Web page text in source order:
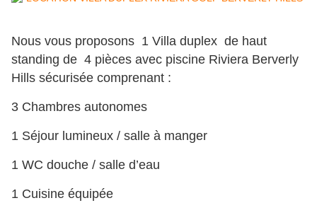
Nous vous proposons 1 Villa duplex de haut
standing de 4 pièces avec piscine Riviera Berverly
Hills sécurisée comprenant :
3 Chambres autonomes
1 Séjour lumineux / salle à manger
1 WC douche / salle d’eau
1 Cuisine équipée